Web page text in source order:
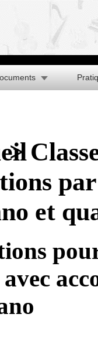
>
et